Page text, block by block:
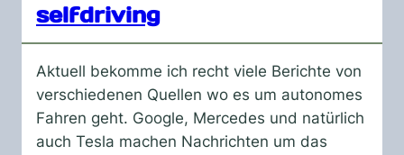
selfdriving
Aktuell bekomme ich recht viele Berichte von
verschiedenen Quellen wo es um autonomes
Fahren geht. Google, Mercedes und natürlich
auch Tesla machen Nachrichten um das